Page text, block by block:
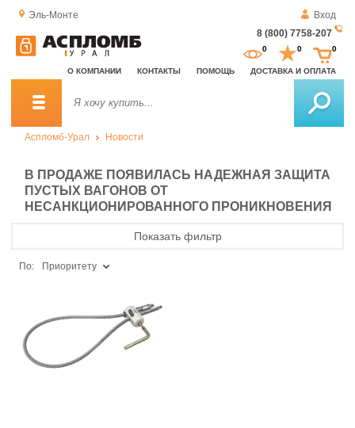
Эль-Монте
Вход
8 (800) 7758-207
О КОМПАНИИ КОНТАКТЫ ПОМОЩЬ ДОСТАВКА И ОПЛАТА
0 0 0
Аспломб-Урал Новости
В ПРОДАЖЕ ПОЯВИЛАСЬ НАДЕЖНАЯ ЗАЩИТА
ПУСТЫХ ВАГОНОВ ОТ
НЕСАНКЦИОНИРОВАННОГО ПРОНИКНОВЕНИЯ
Показать фильтр
По: Приоритету